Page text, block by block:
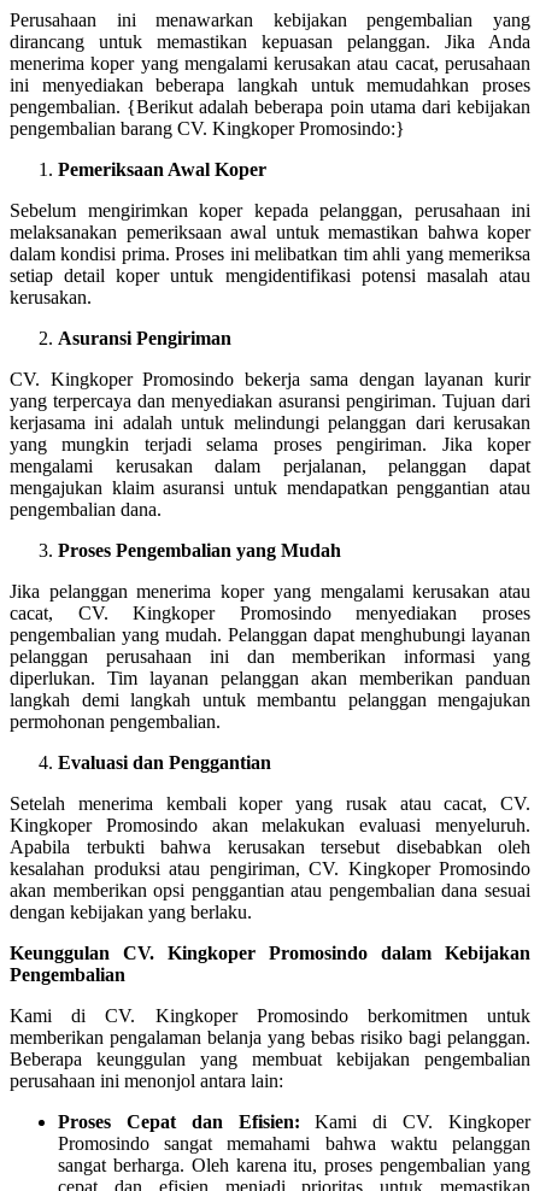
Perusahaan ini menawarkan kebijakan pengembalian yang
dirancang untuk memastikan kepuasan pelanggan. Jika Anda
menerima koper yang mengalami kerusakan atau cacat, perusahaan
ini menyediakan beberapa langkah untuk memudahkan proses
pengembalian. {Berikut adalah beberapa poin utama dari kebijakan
pengembalian barang CV. Kingkoper Promosindo:}
Pemeriksaan Awal Koper
Sebelum mengirimkan koper kepada pelanggan, perusahaan ini
melaksanakan pemeriksaan awal untuk memastikan bahwa koper
dalam kondisi prima. Proses ini melibatkan tim ahli yang memeriksa
setiap detail koper untuk mengidentifikasi potensi masalah atau
kerusakan.
Asuransi Pengiriman
CV. Kingkoper Promosindo bekerja sama dengan layanan kurir
yang terpercaya dan menyediakan asuransi pengiriman. Tujuan dari
kerjasama ini adalah untuk melindungi pelanggan dari kerusakan
yang mungkin terjadi selama proses pengiriman. Jika koper
mengalami kerusakan dalam perjalanan, pelanggan dapat
mengajukan klaim asuransi untuk mendapatkan penggantian atau
pengembalian dana.
Proses Pengembalian yang Mudah
Jika pelanggan menerima koper yang mengalami kerusakan atau
cacat, CV. Kingkoper Promosindo menyediakan proses
pengembalian yang mudah. Pelanggan dapat menghubungi layanan
pelanggan perusahaan ini dan memberikan informasi yang
diperlukan. Tim layanan pelanggan akan memberikan panduan
langkah demi langkah untuk membantu pelanggan mengajukan
permohonan pengembalian.
Evaluasi dan Penggantian
Setelah menerima kembali koper yang rusak atau cacat, CV.
Kingkoper Promosindo akan melakukan evaluasi menyeluruh.
Apabila terbukti bahwa kerusakan tersebut disebabkan oleh
kesalahan produksi atau pengiriman, CV. Kingkoper Promosindo
akan memberikan opsi penggantian atau pengembalian dana sesuai
dengan kebijakan yang berlaku.
Keunggulan CV. Kingkoper Promosindo dalam Kebijakan
Pengembalian
Kami di CV. Kingkoper Promosindo berkomitmen untuk
memberikan pengalaman belanja yang bebas risiko bagi pelanggan.
Beberapa keunggulan yang membuat kebijakan pengembalian
perusahaan ini menonjol antara lain:
Proses Cepat dan Efisien:Kami di CV. Kingkoper
Promosindo sangat memahami bahwa waktu pelanggan
sangat berharga. Oleh karena itu, proses pengembalian yang
cepat dan efisien menjadi prioritas untuk memastikan